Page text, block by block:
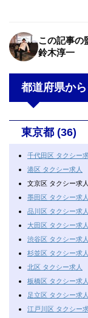
この記事の
鈴木淳一
都道府県か
東京都 (36)
千代田区 タクシー
港区 タクシー求人
文京区 タクシー求人
墨田区 タクシー求人
品川区 タクシー求人
大田区 タクシー求人
渋谷区 タクシー求人
杉並区 タクシー求人
北区 タクシー求人
板橋区 タクシー求人
足立区 タクシー求人
江戸川区 タクシー